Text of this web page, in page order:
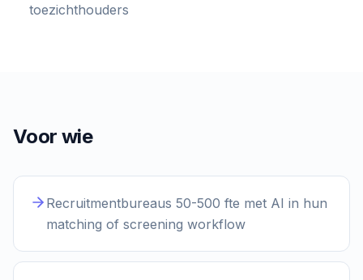
toezichthouders
Voor wie
Recruitmentbureaus 50-500 fte met AI in hun
matching of screening workflow